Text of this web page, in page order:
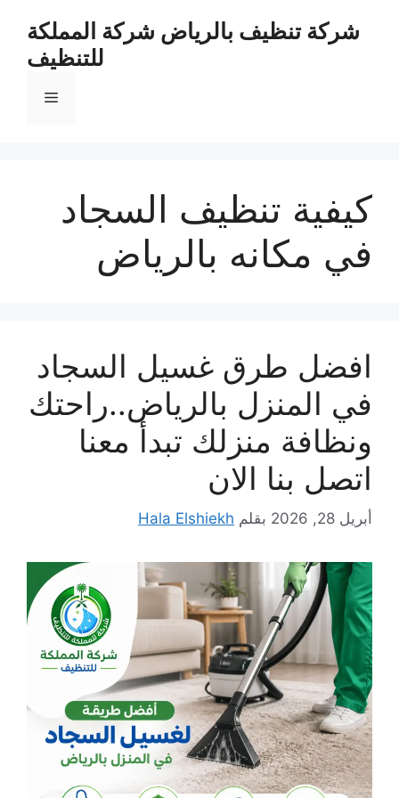
شركة تنظيف بالرياض شركة المملكة
للتنظيف
القائمة
كيفية تنظيف السجاد
في مكانه بالرياض
افضل طرق غسيل السجاد
في المنزل بالرياض..راحتك
ونظافة منزلك تبدأ معنا
اتصل بنا الان
أبريل 28, 2026 بقلم Hala Elshiekh